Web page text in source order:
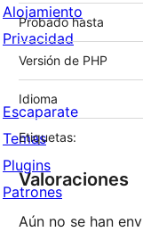
Probado hasta
Versión de PHP
Idioma
Etiquetas:
Valoraciones
Aún no se han
Alojamiento
Privacidad
Escaparate
Temas
Plugins
Patrones